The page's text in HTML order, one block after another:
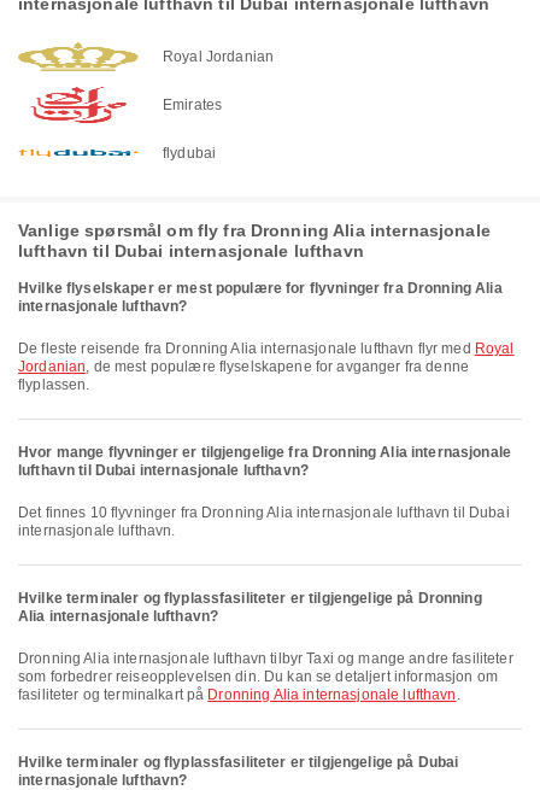
Royal Jordanian
Emirates
flydubai
Vanlige spørsmål om fly fra Dronning Alia internasjonale
lufthavn til Dubai internasjonale lufthavn
Hvilke flyselskaper er mest populære for flyvninger fra Dronning Alia
internasjonale lufthavn?
De fleste reisende fra Dronning Alia internasjonale lufthavn flyr med Royal
Jordanian, de mest populære flyselskapene for avganger fra denne
flyplassen.
Hvor mange flyvninger er tilgjengelige fra Dronning Alia internasjonale
lufthavn til Dubai internasjonale lufthavn?
Det finnes 10 flyvninger fra Dronning Alia internasjonale lufthavn til Dubai
internasjonale lufthavn.
Hvilke terminaler og flyplassfasiliteter er tilgjengelige på Dronning
Alia internasjonale lufthavn?
Dronning Alia internasjonale lufthavn tilbyr Taxi og mange andre fasiliteter
som forbedrer reiseopplevelsen din. Du kan se detaljert informasjon om
fasiliteter og terminalkart på Dronning Alia internasjonale lufthavn .
Hvilke terminaler og flyplassfasiliteter er tilgjengelige på Dubai
internasjonale lufthavn?